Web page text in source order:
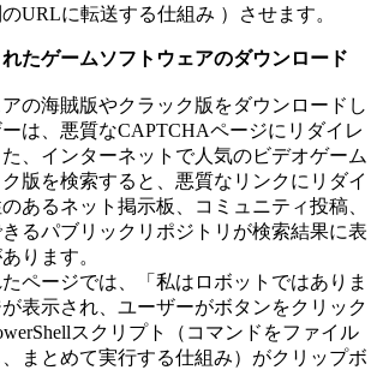
URLに転送する仕組み ）させます。
たゲームソフトウェアのダウンロード
の海賊版やクラック版をダウンロードし
は、悪質なCAPTCHAページにリダイレ
、インターネットで人気のビデオゲーム
版を検索すると、悪質なリンクにリダイ
あるネット掲示板、コミュニティ投稿、
るパブリックリポジトリが検索結果に表
ります。
ページでは、「私はロボットではありま
表示され、ユーザーがボタンをクリック
スクリプト（コマンドをファイル
まとめて実行する仕組み）がクリップボ